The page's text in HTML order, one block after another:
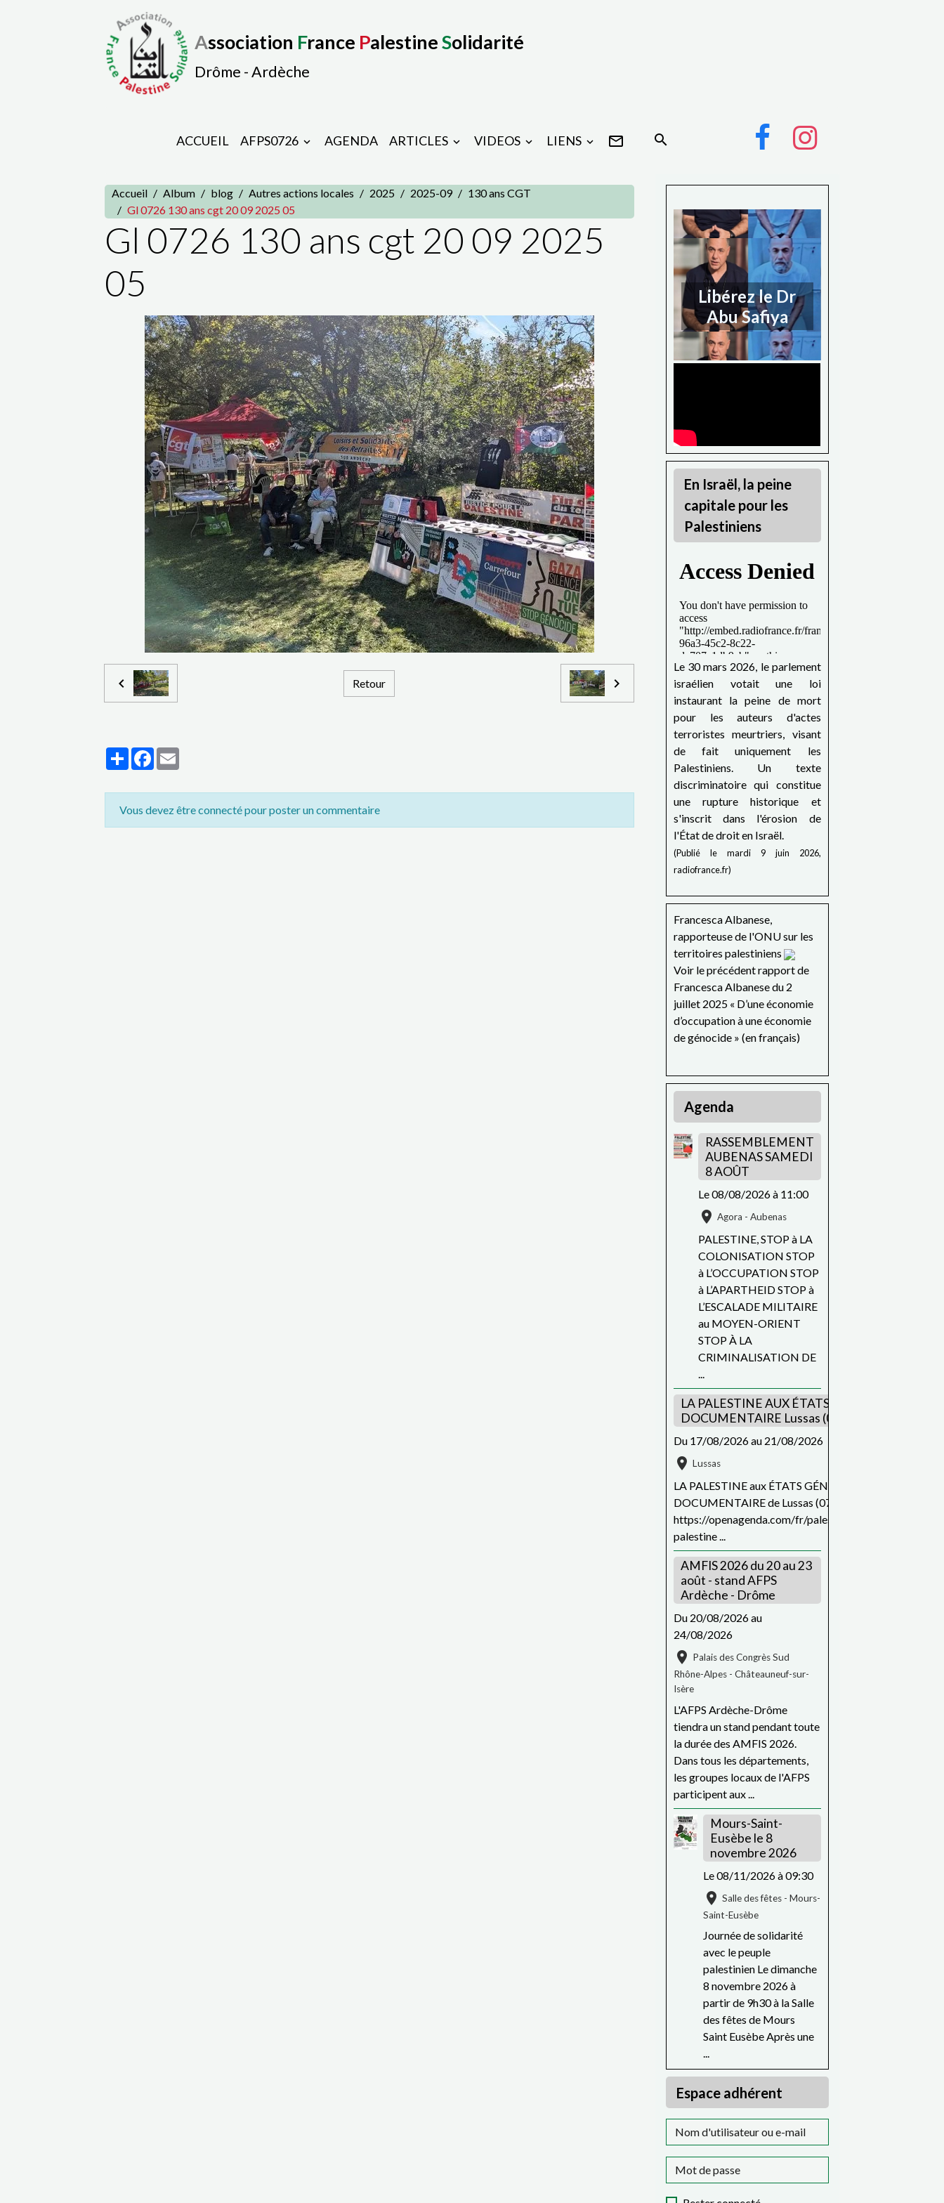
Association France PalestineSolidarité
Drôme - Ardèche
ACCUEIL AFPS0726 AGENDA ARTICLES VIDEOS LIENS
Accueil Album blog Autres actions locales 2025 2025-09
130 ans CGT
Gl 0726 130 ans cgt 20 09 2025 05
Gl 0726 130 ans cgt 20 09 2025
05
Retour
PartagerFacebook
Vous devez être connecté pour poster un commentaire
Libérez le Dr
Abu Safiya
En Israël, la peine
capitale pour les
Palestiniens
Le 30 mars 2026, le parlement
israélien votait une loi
instaurant la peine de mort
pour les auteurs d'actes
terroristes meurtriers, visant
de fait uniquement les
Palestiniens. Un texte
discriminatoire qui constitue
une rupture historique et
s'inscrit dans l'érosion de
l'État de droit en Israël.
(Publié le mardi 9 juin 2026,
radiofrance.fr)
Francesca Albanese,
rapporteuse de l'ONU sur les
territoires palestiniens
Voir le précédent rapport de
Francesca Albanese du 2
juillet 2025 « D’une économie
d’occupation à une économie
de génocide » (en français)
Agenda
RASSEMBLEMENT
AUBENAS SAMEDI
8 AOÛT
Le 08/08/2026à 11:00
Agora - Aubenas
PALESTINE, STOP à LA
COLONISATION STOP
à L’OCCUPATION STOP
à L’APARTHEID STOP à
L’ESCALADE MILITAIRE
au MOYEN-ORIENT
STOP À LA
CRIMINALISATION DE
LA PALESTINE AUX ÉTATS GÉNÉRAUX DU
DOCUMENTAIRE Lussas (07)
Du 17/08/2026au 21/08/2026
Lussas
LA PALESTINE aux ÉTATS GÉNÉRAUX DU FILM
DOCUMENTAIRE de Lussas (07) du 17 au 21 août
https://openagenda.com/fr/palestine/events/
palestine ...
AMFIS 2026 du 20 au 23
août - stand AFPS
Ardèche - Drôme
Du 20/08/2026au
24/08/2026
Palais des Congrès Sud
Rhône-Alpes - Châteauneuf-sur-
Isère
L'AFPS Ardèche-Drôme
tiendra un stand pendant toute
la durée des AMFIS 2026.
Dans tous les départements,
les groupes locaux de l'AFPS
participent aux ...
Mours-Saint-
Eusèbe le 8
novembre 2026
Le 08/11/2026à 09:30
Salle des fêtes - Mours-
Saint-Eusèbe
Journée de solidarité
avec le peuple
palestinien Le dimanche
8 novembre 2026 à
partir de 9h30 à la Salle
des fêtes de Mours
Saint Eusèbe Après une
...
Espace adhérent